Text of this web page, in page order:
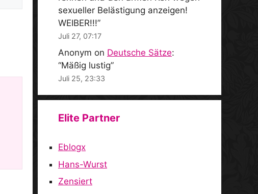
sexueller Belästigung anzeigen!
WEIBER!!!”
Juli 27, 07:17
Anonym on Deutsche Sätze:
“Mäßig lustig”
Juli 25, 23:33
Elite Partner
Eblogx
Hans-Wurst
Zensiert